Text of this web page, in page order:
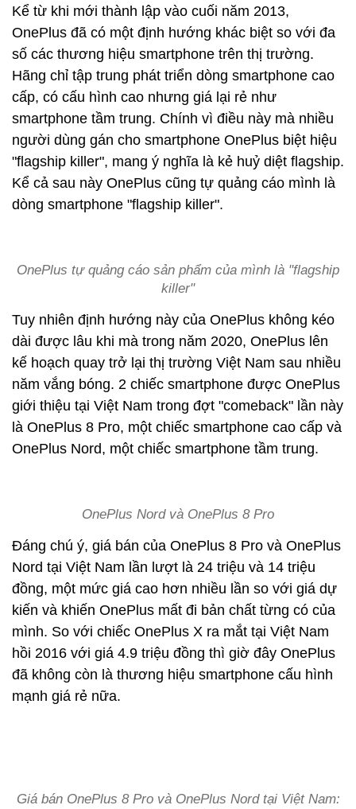
Kể từ khi mới thành lập vào cuối năm 2013,
OnePlus đã có một định hướng khác biệt so với đa
số các thương hiệu smartphone trên thị trường.
Hãng chỉ tập trung phát triển dòng smartphone cao
cấp, có cấu hình cao nhưng giá lại rẻ như
smartphone tầm trung. Chính vì điều này mà nhiều
người dùng gán cho smartphone OnePlus biệt hiệu
"flagship killer", mang ý nghĩa là kẻ huỷ diệt flagship.
Kể cả sau này OnePlus cũng tự quảng cáo mình là
dòng smartphone "flagship killer".
OnePlus tự quảng cáo sản phẩm của mình là "flagship
killer"
Tuy nhiên định hướng này của OnePlus không kéo
dài được lâu khi mà trong năm 2020, OnePlus lên
kế hoạch quay trở lại thị trường Việt Nam sau nhiều
năm vắng bóng. 2 chiếc smartphone được OnePlus
giới thiệu tại Việt Nam trong đợt "comeback" lần này
là OnePlus 8 Pro, một chiếc smartphone cao cấp và
OnePlus Nord, một chiếc smartphone tầm trung.
OnePlus Nord và OnePlus 8 Pro
Đáng chú ý, giá bán của OnePlus 8 Pro và OnePlus
Nord tại Việt Nam lần lượt là 24 triệu và 14 triệu
đồng, một mức giá cao hơn nhiều lần so với giá dự
kiến và khiến OnePlus mất đi bản chất từng có của
mình. So với chiếc OnePlus X ra mắt tại Việt Nam
hồi 2016 với giá 4.9 triệu đồng thì giờ đây OnePlus
đã không còn là thương hiệu smartphone cấu hình
mạnh giá rẻ nữa.
Giá bán OnePlus 8 Pro và OnePlus Nord tại Việt Nam: